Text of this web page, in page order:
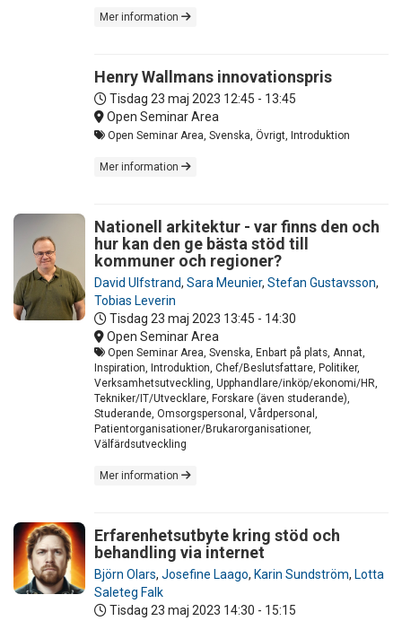
Mer information
Henry Wallmans innovationspris
Tisdag 23 maj 2023 12:45 - 13:45
Open Seminar Area
Open Seminar Area, Svenska, Övrigt, Introduktion
Mer information
Nationell arkitektur - var finns den och
hur kan den ge bästa stöd till
kommuner och regioner?
David Ulfstrand, Sara Meunier, Stefan Gustavsson,
Tobias Leverin
Tisdag 23 maj 2023 13:45 - 14:30
Open Seminar Area
Open Seminar Area, Svenska, Enbart på plats, Annat,
Inspiration, Introduktion, Chef/Beslutsfattare, Politiker,
Verksamhetsutveckling, Upphandlare/inköp/ekonomi/HR,
Tekniker/IT/Utvecklare, Forskare (även studerande),
Studerande, Omsorgspersonal, Vårdpersonal,
Patientorganisationer/Brukarorganisationer,
Välfärdsutveckling
Mer information
Erfarenhetsutbyte kring stöd och
behandling via internet
Björn Olars, Josefine Laago, Karin Sundström, Lotta
Saleteg Falk
Tisdag 23 maj 2023 14:30 - 15:15